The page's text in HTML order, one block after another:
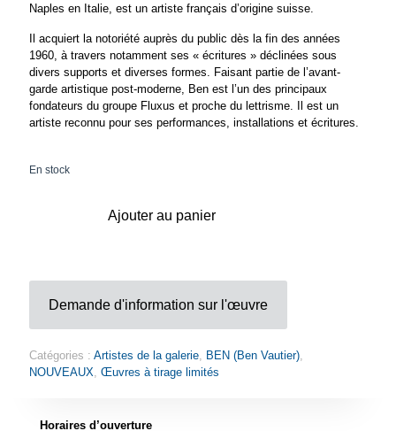
Naples en Italie, est un artiste français d’origine suisse.
Il acquiert la notoriété auprès du public dès la fin des années
1960, à travers notamment ses « écritures » déclinées sous
divers supports et diverses formes. Faisant partie de l’avant-
garde artistique post-moderne, Ben est l’un des principaux
fondateurs du groupe Fluxus et proche du lettrisme. Il est un
artiste reconnu pour ses performances, installations et écritures.
En stock
Ajouter au panier
Demande d'information sur l'œuvre
Catégories : Artistes de la galerie, BEN (Ben Vautier),
NOUVEAUX, Œuvres à tirage limités
Horaires d’ouverture